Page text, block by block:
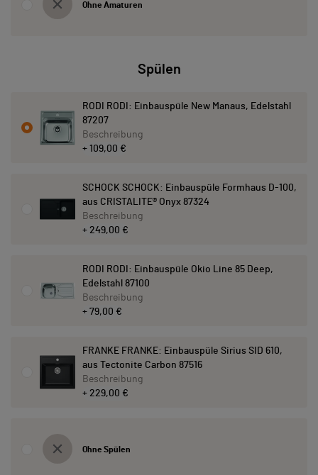
Ohne Amaturen
Spülen
RODI RODI: Einbauspüle New Manaus, Edelstahl
87207
+ 109,00 €
Beschreibung
SCHOCK SCHOCK: Einbauspüle Formhaus D-100,
aus CRISTALITE® Onyx 87324
+ 249,00 €
Beschreibung
RODI RODI: Einbauspüle Okio Line 85 Deep,
Edelstahl 87100
+ 79,00 €
Beschreibung
FRANKE FRANKE: Einbauspüle Sirius SID 610,
aus Tectonite Carbon 87516
+ 229,00 €
Beschreibung
Ohne Spülen